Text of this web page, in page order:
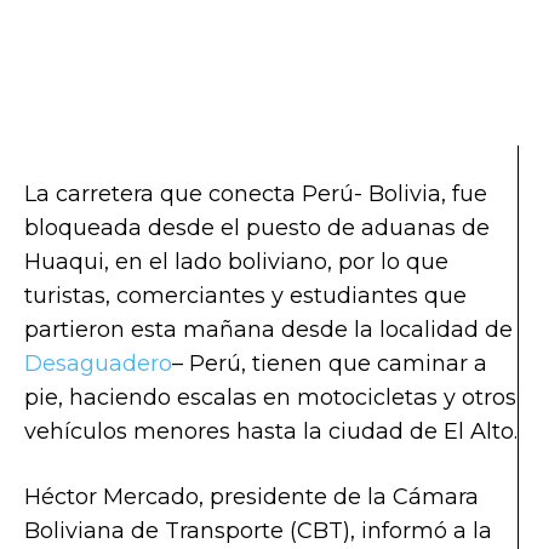
La carretera que conecta Perú- Bolivia, fue
bloqueada desde el puesto de aduanas de
Huaqui, en el lado boliviano, por lo que
turistas, comerciantes y estudiantes que
partieron esta mañana desde la localidad de
Desaguadero– Perú, tienen que caminar a
pie, haciendo escalas en motocicletas y otros
vehículos menores hasta la ciudad de El Alto.
Héctor Mercado, presidente de la Cámara
Boliviana de Transporte (CBT), informó a la